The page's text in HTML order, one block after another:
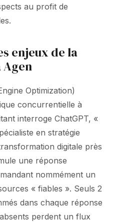
au profit de
enjeux de la
Agen
Optimization)
concurrentielle à
interroge ChatGPT, «
en stratégie
digitale près
une réponse
nommément un
« fiables ». Seuls 2
dans chaque réponse
perdent un flux